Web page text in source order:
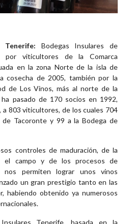
Tenerife: Bodegas Insulares de
por viticultores de la Comarca
en la zona Norte de la isla de
cosecha de 2005, también por la
de Los Vinos, más al norte de la
pasado de 170 socios en 1992,
803 viticultores, de los cuales 704
Tacoronte y 99 a la Bodega de
controles de maduración, de la
el campo y de los procesos de
nos permiten lograr unos vinos
un gran prestigio tanto en las
habiendo obtenido ya numerosos
Tenerife, basada en la